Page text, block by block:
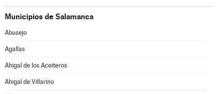
Municipios de Salamanca
Abusejo
Agallas
Ahigal de los Aceiteros
Ahigal de Villarino